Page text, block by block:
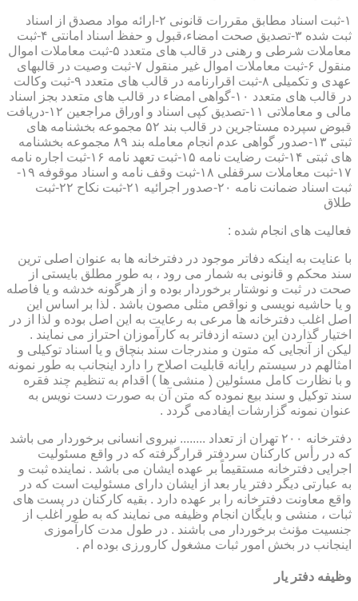
۱-ثبت اسناد مطابق مقررات قانونی ۲-ارائه مواد مصدق از اسناد
ثبت شده ۳-تصدیق صحت امضاء،قبول و حفظ اسناد امانتی ۴-ثبت
معاملات شرطی و رهنی در قالب های متعدد ۵-ثبت معاملات اموال
منقول ۶-ثبت معاملات اموال غیر منقول ۷-ثبت وصیت در قالبهای
عهدی و تکمیلی ۸-ثبت اقرارنامه در قالب های متعدد ۹-ثبت وکالت
در قالب های متعدد ۱۰-گواهی امضاء در قالب های متعدد بجز اسناد
مالی و معاملاتی ۱۱-تصدیق کپی اسناد و اوراق مراجعین ۱۲-دریافت
قبوض سپرده مستاجرین در قالب بند ۵۲ مجموعه بخشنامه های
ثبتی ۱۳-صدور گواهی عدم انجام معامله بند ۸۹ مجموعه بخشنامه
های ثبتی ۱۴-ثبت رضایت نامه ۱۵-ثبت تعهد نامه ۱۶-ثبت اجاره نامه
۱۷-ثبت معاملات سرقفلی ۱۸-ثبت وقف نامه و اسناد موقوفه ۱۹-
ثبت اسناد ضمانت نامه ۲۰-صدور اجرائیه ۲۱-ثبت نکاح ۲۲-ثبت
طلاق
فعالیت های انجام شده :
با عنایت به اینکه دفاتر موجود در دفترخانه ها به عنوان اصلی ترین
سند محکم و قانونی به شمار می رود ، به طور مطلق بایستی از
صحت در ثبت و نوشتار برخوردار بوده و از هرگونه خدشه و یا فاصله
و یا حاشیه نویسی و نواقص مثلی مصون باشد . لذا بر اساس این
اصل اغلب دفترخانه ها مرعی به رعایت به این اصل بوده و لذا از در
اختیار گذاردن این دسته ازدفاتر به کارآموزان احتراز می نمایند .
لیکن از آنجایی که متون و مندرجات سند بنچاق و یا اسناد توکیلی و
امثالهم در سیستم رایانه قابلیت اصلاح را دارد اینجانب به طور نمونه
و با نظارت کامل مسئولین ( منشی ها ) اقدام به تنظیم چند فقره
سند توکیل و سند بیع نموده که متن آن به صورت دست نویس به
عنوان نمونه گزارشات ایفادمی گردد .
دفترخانه ۲۰۰ تهران از تعداد ........ نیروی انسانی برخوردار می باشد
که در رأس کارکنان سردفتر قرارگرفته که در واقع مسئولیت
اجرایی دفترخانه مستقیماً بر عهده ایشان می باشد . نماینده ثبت و
به عبارتی دیگر دفتر یار بعد از ایشان دارای مسئولیت است که در
واقع معاونت دفترخانه را بر عهده دارد . بقیه کارکنان در پست های
ثبات ، منشی و بایگان انجام وظیفه می نمایند که به طور اغلب از
جنسیت مؤنث برخوردار می باشند . در طول مدت کارآموزی
اینجانب در بخش امور ثبات مشغول کارورزی بوده ام .
وظیفه دفتر یار